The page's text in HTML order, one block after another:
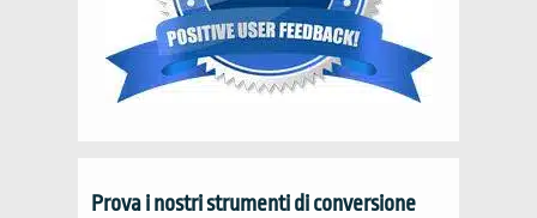
Prova i nostri strumenti di conversione